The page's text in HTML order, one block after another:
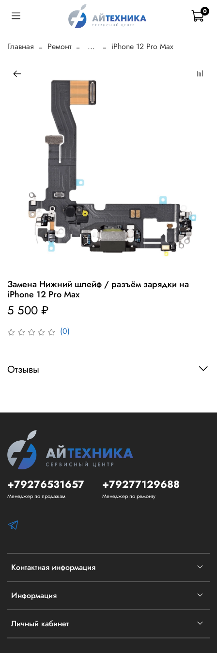
0
Главная Ремонт ... iPhone 12 Pro Max
(0)
Замена Нижний шлейф / разъём зарядки на
iPhone 12 Pro Max
5 500 ₽
Отзывы
Контактная информация
Информация
Личный кабинет
+79276531657
Менеджер по продажам
+79277129688
Менеджер по ремонту